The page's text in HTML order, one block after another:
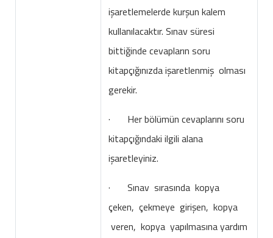
işaretlemelerde kurşun kalem
kullanılacaktır. Sınav süresi
bittiğinde cevapların soru
kitapçığınızda işaretlenmiş olması
gerekir.
· Her bölümün cevaplarını soru
kitapçığındaki ilgili alana
işaretleyiniz.
· Sınav sırasında kopya
çeken, çekmeye girişen, kopya
veren, kopya yapılmasına yardım